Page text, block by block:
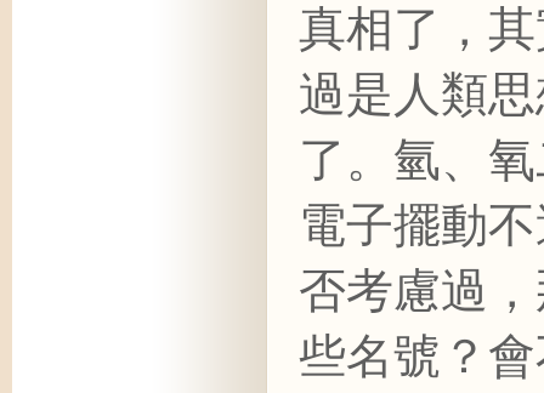
真相了，
過是人類
了。氫、
電子擺動
否考慮過
些名號？